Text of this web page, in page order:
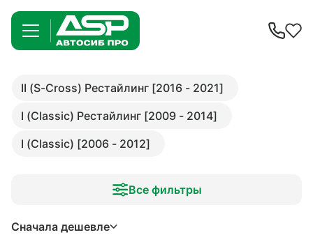
II (S-Cross) Рестайлинг [2016 - 2021]
I (Classic) Рестайлинг [2009 - 2014]
I (Classic) [2006 - 2012]
Все фильтры
Сначала дешевле